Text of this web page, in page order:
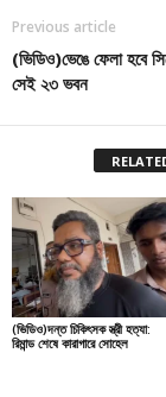
Previous article
(ভিডিও)ভেঙে ফেলা হবে
সেই ২৩ ভবন
(ভিডিও)দন্ত চিকিৎসক স্ত্রী হত্যা:
রিমান্ড শেষে কারাগারে সোহেল